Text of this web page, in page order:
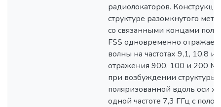
радиолокаторов.
структуре разомкнутого
со связанными концами
FSS одновременно
волны на частотах 9,1, 10,8 и
отражения 900, 100 и 200
при возбуждении структуры
поляризованной вдоль оси x,
одной частоте 7,3 ГГц с